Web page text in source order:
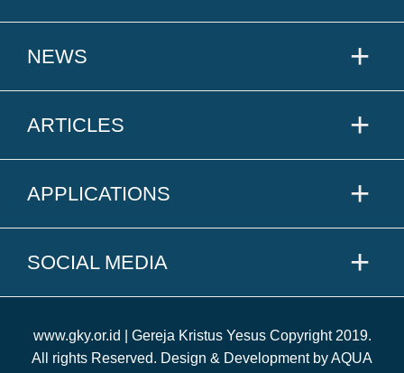
NEWS
ARTICLES
APPLICATIONS
SOCIAL MEDIA
www.gky.or.id | Gereja Kristus Yesus Copyright 2019.
All rights Reserved. Design & Development by AQUA